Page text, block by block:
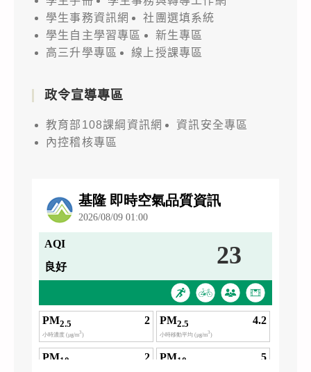
學生事務資訊網
社團選填系統
學生自主學習專區
新生專區
高三升學專區
線上授課專區
政令宣導專區
教育部108課綱資訊網
資訊安全專區
內控稽核專區